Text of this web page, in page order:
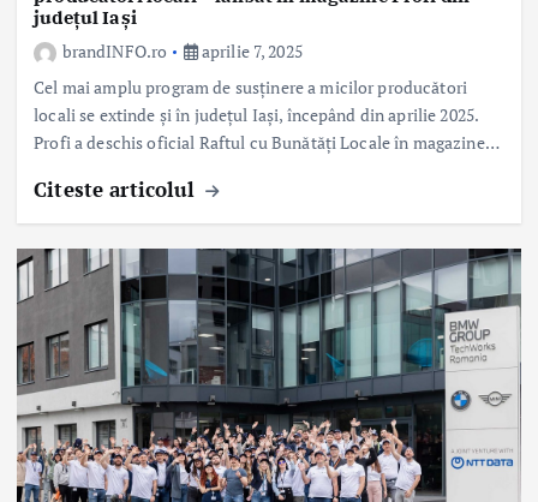
județul Iași
brandINFO.ro
aprilie 7, 2025
Cel mai amplu program de susținere a micilor producători
locali se extinde și în județul Iași, începând din aprilie 2025.
Profi a deschis oficial Raftul cu Bunătăți Locale în magazine…
Citeste articolul